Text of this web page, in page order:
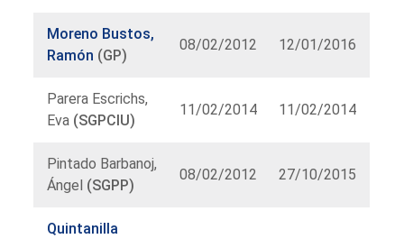
Moreno Bustos,
Ramón (GP)
08/02/2012 12/01/2016
Parera Escrichs,
Eva (SGPCIU)
11/02/2014 11/02/2014
Pintado Barbanoj,
Ángel (SGPP)
08/02/2012 27/10/2015
Quintanilla